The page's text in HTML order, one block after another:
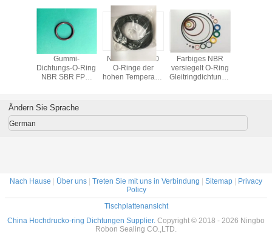
Gummi-
Dichtungs-O-Ring
NBR SBR FPM
NBR-Gummi 90
O-Ringe der
hohen Temperatur
Farbiges NBR
versiegelt O-Ring
Gleitringdichtungs-
Ändern Sie Sprache
German
Nach Hause | Über uns | Treten Sie mit uns in Verbindung | Sitemap | Privacy
Policy
Tischplattenansicht
China Hochdrucko-ring Dichtungen Supplier. Copyright © 2018 - 2026 Ningbo
Robon Sealing CO.,LTD.